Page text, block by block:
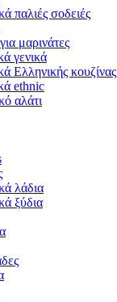
παλιές σοδειές
μαρινάτες
γενικά
Ελληνικής κουζίνας
ethnic
αλάτι
λάδια
ξύδια